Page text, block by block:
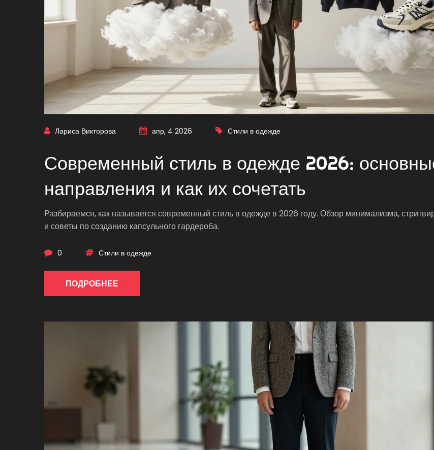
Лариса Викторова апр, 4 2026 Стили в одежде
Современный стиль в одежде 2026:
направления и как их сочетать
Разбираемся, как называется современный стиль в одежде в 2026 году. Обзор минимализма,
и советы по созданию капсульного гардероба.
0 Стили в одежде
ПОДРОБНЕЕ